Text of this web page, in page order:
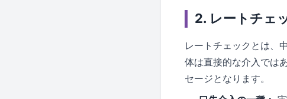
2. レートチェ
レートチェックとは、
体は直接的な介入では
セージとなります。